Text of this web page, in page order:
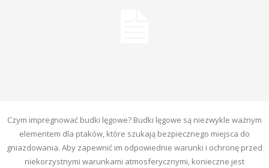
Czym impregnować budki lęgowe? Budki lęgowe są niezwykle ważnym
elementem dla ptaków, które szukają bezpiecznego miejsca do
gniazdowania. Aby zapewnić im odpowiednie warunki i ochronę przed
niekorzystnymi warunkami atmosferycznymi, konieczne jest